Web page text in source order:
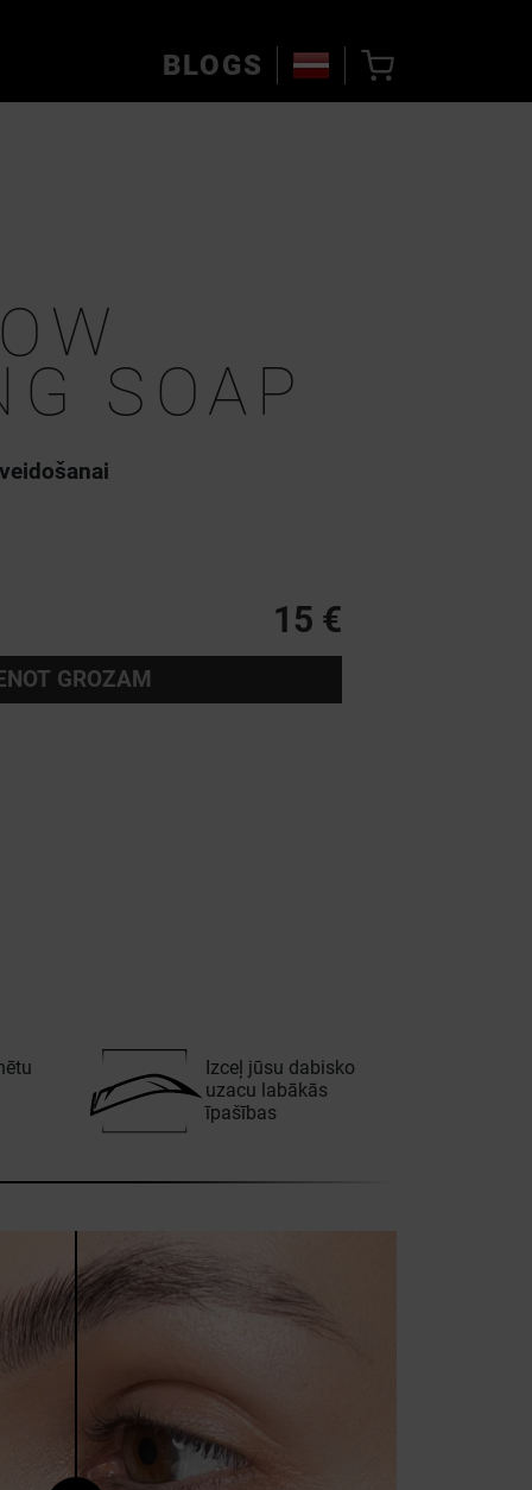
BLOGS
SOAP
15 €
GROZAM
Izceļ jūsu dabisko
uzacu labākās
īpašības